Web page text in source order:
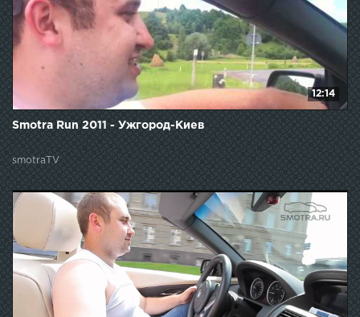
12:14
Smotra Run 2011 - Ужгород-Киев
smotraTV